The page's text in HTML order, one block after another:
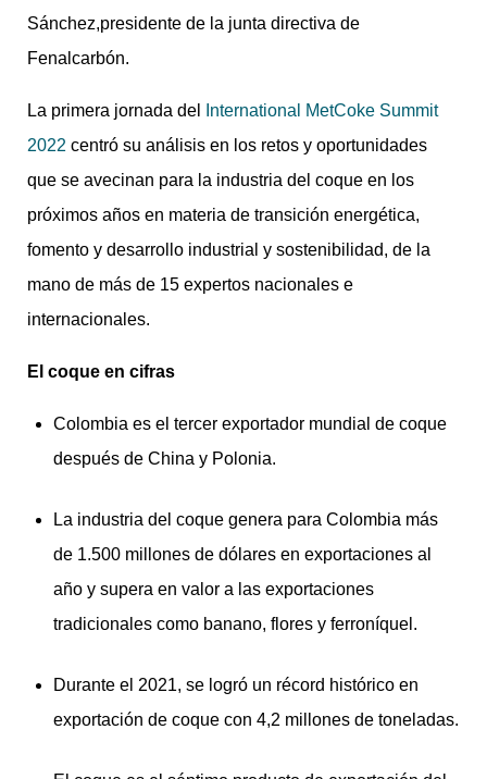
Sánchez,presidente de la junta directiva de
Fenalcarbón.
La primera jornada del
International MetCoke Summit
2022 centró su análisis en los retos y oportunidades
que se avecinan para la industria del coque en los
próximos años en materia de transición energética,
fomento y desarrollo industrial y sostenibilidad, de la
mano de más de 15 expertos nacionales e
internacionales.
El coque en cifras
Colombia es el tercer exportador mundial de coque
después de China y Polonia.
La industria del coque genera para Colombia más
de 1.500 millones de dólares en exportaciones al
año y supera en valor a las exportaciones
tradicionales como banano, flores y ferroníquel.
Durante el 2021, se logró un récord histórico en
exportación de coque con 4,2 millones de toneladas.